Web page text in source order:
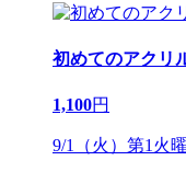
初めてのアクリ
1,100円
9/1（火）第1火